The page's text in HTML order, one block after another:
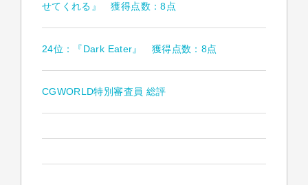
せてくれる』 獲得点数：8点
24位：『Dark Eater』 獲得点数：8点
CGWORLD特別審査員 総評